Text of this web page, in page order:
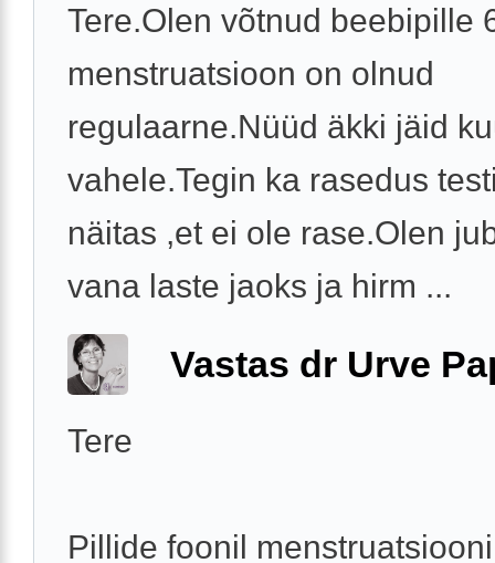
Tere.Olen võtnud beebipille
menstruatsioon on olnud
regulaarne.Nüüd äkki jäid
vahele.Tegin ka rasedus
näitas ,et ei ole rase.Olen
vana laste jaoks ja hirm ...
Vastas dr Urve
Tere
Pillide foonil menstruatsiooni